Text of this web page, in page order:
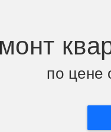
по цене